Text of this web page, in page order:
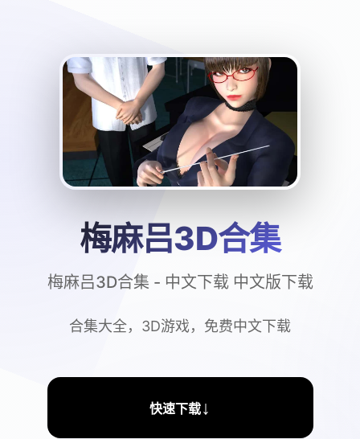
梅麻吕3D合集
梅麻吕3D合集 - 中文下载 中文版下载
合集大全，3D游戏，免费中文下载
快速下载↓